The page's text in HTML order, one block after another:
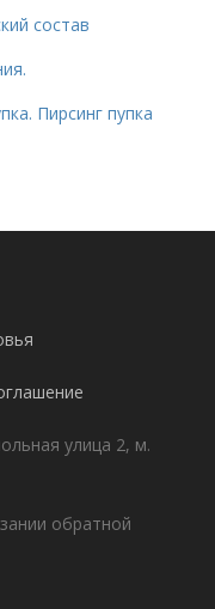
состав
Пирсинг пупка
улица 2, м.
обратной